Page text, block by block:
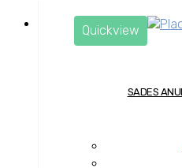
Quickview